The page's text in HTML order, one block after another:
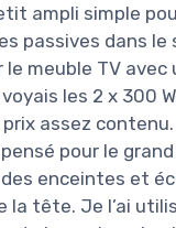
ampli simple
passives dans le
meuble TV avec
les 2 x 300
assez
pour le
enceintes et
la tête. Je l’ai